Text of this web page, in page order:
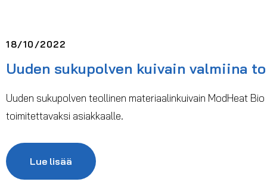
18/10/2022
Uuden sukupolven kuivain valmiina
Uuden sukupolven teollinen materiaalinkuivain ModHeat
toimitettavaksi asiakkaalle.
Lue lisää